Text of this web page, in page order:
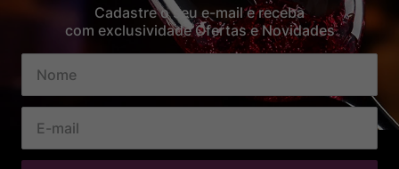
Cadastre o seu e-mail e receba
com exclusividade Ofertas e Novidades